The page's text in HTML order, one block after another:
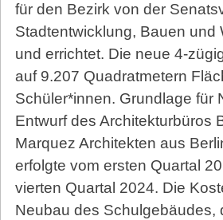
für den Bezirk von der
Stadtentwicklung, Bauen und
und errichtet. Die neue 4-
auf 9.207 Quadratmetern
Schüler*innen. Grundlage für
Entwurf des Architekturbüros
Marquez Architekten aus
erfolgte vom ersten Quartal
vierten Quartal 2024. Die
Neubau des Schulgebäudes,